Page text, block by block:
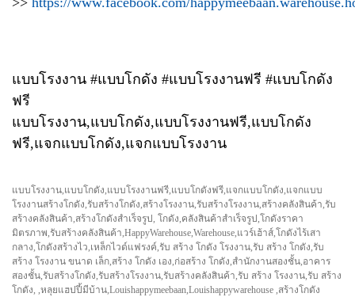
แบบโรงงาน #แบบโกดัง #แบบโรงงานฟรี #แบบโกดัง
ฟรี
แบบโรงงาน,แบบโกดัง,แบบโรงงานฟรี,แบบโกดัง
ฟรี,แจกแบบโกดัง,แจกแบบโรงงาน
แบบโรงงาน,แบบโกดัง,แบบโรงงานฟรี,แบบโกดังฟรี,แจกแบบโกดัง,แจกแบบ
โรงงานสร้างโกดัง,รับสร้างโกดัง,สร้างโรงงาน,รับสร้างโรงงาน,สร้างคลังสินค้า,รับ
สร้างคลังสินค้า,สร้างโกดังสำเร็จรูป, โกดัง,คลังสินค้าสำเร็จรูป,โกดังราคา
มิตรภาพ,รับสร้างคลังสินค้า,HappyWarehouse,Warehouse,แวร์เฮ้าส์,โกดังไร้เสา
กลาง,โกดังสร้างไว,เหล็กไวด์แฟรงค์,รับ สร้าง โกดัง โรงงาน,รับ สร้าง โกดัง,รับ
สร้าง โรงงาน ขนาด เล็ก,สร้าง โกดัง เอง,ก่อสร้าง โกดัง,สำนักงานสองชั้น,อาคาร
สองชั้น,รับสร้างโกดัง,รับสร้างโรงงาน,รับสร้างคลังสินค้า,รับ สร้าง โรงงาน,รับ สร้าง
โกดัง, ,หลุยแฮปปี้มีบ้าน,Louishappymeebaan,Louishappywarehouse ,สร้างโกดัง